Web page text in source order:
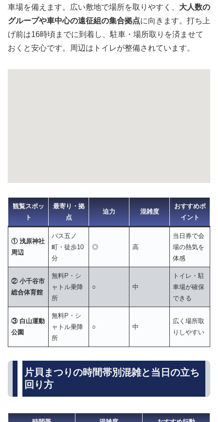
車場を備えます。広い敷地で場所を取りやすく、 大人数の
グループや車中心の遠征組の集合拠点に向きます。打ち上
げ前は16時頃までに到着し、駐車・場所取りを済ませて
おくと安心です。周辺はトイレが整備されています。
観覧スポッ
ト
最寄り・拠
点
迫力 混雑度
おすすめポ
イント
① 浅原神社
周辺
バス五ノ
町・徒歩10
分
◎ 高
当日券で会
場の熱気を
体感
② 小千谷市
総合体育館
無料P・シ
ャトル乗降
所
○ 中
トイレ・駐
車場が確保
できる
③ 白山運動
公園
無料P・シ
ャトル乗降
所
○ 中
広く場所取
りしやすい
片貝まつりの時間帯別混雑と当日の立ち
回り方